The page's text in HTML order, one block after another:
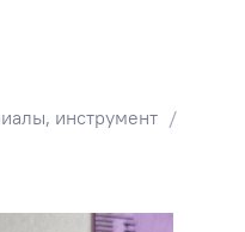
инструмент